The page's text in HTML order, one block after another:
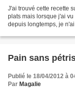
J'ai trouvé cette recette
plats mais lorsque j'ai
depuis longtemps, je
Pain sans
Publié le 18/04/2012 à
Par Magalie